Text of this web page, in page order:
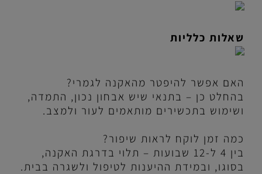
שאלות כלליות
האם אפשר להיפטר מהאקנה לגמרי?
בהחלט כן – בתנאי שיש אבחון נכון, התמדה,
ושימוש בתכשירים מותאמים לעור ולמצב.
כמה זמן לוקח לראות שיפור?
בין 4 ל-12 שבועות – תלוי בדרגת האקנה,
בסוגו, ובמידת ההיענות לטיפול ולשגרה בבית.